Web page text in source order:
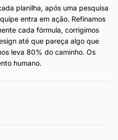
planilha, após uma pesquisa
entra em ação. Refinamos
cada fórmula, corrigimos
até que pareça algo que
leva 80% do caminho. Os
humano.